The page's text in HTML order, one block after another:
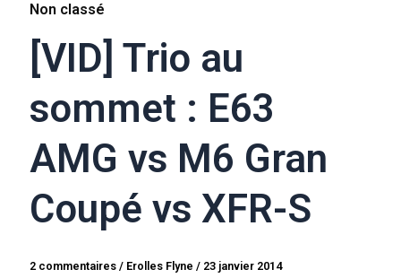
Non classé
[VID] Trio au
sommet : E63
AMG vs M6 Gran
Coupé vs XFR-S
2 commentaires / Erolles Flyne/ 23 janvier 2014